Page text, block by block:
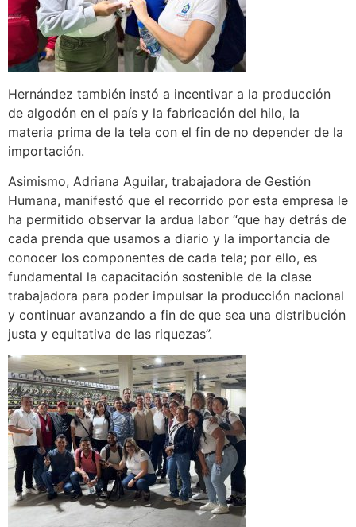
Hernández también instó a incentivar a la producción
de algodón en el país y la fabricación del hilo, la
materia prima de la tela con el fin de no depender de la
importación.
Asimismo, Adriana Aguilar, trabajadora de Gestión
Humana, manifestó que el recorrido por esta empresa le
ha permitido observar la ardua labor “que hay detrás de
cada prenda que usamos a diario y la importancia de
conocer los componentes de cada tela; por ello, es
fundamental la capacitación sostenible de la clase
trabajadora para poder impulsar la producción nacional
y continuar avanzando a fin de que sea una distribución
justa y equitativa de las riquezas”.